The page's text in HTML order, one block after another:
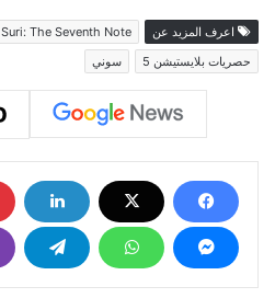
اعرف المزيد عن Suri: The Seventh Note
حصريات بلايستيشن 5
سوني